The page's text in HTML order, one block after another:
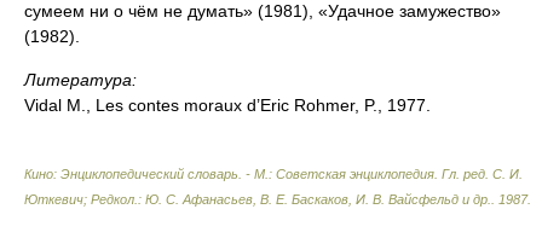
сумеем ни о чём не думать» (1981), «Удачное замужество»
(1982).
Литература:
Vidal M., Les contes moraux d’Eric Rohmer, P., 1977.
Кино: Энциклопедический словарь. - М.: Советская энциклопедия Гл. ред. С. И.
Юткевич; Редкол.: Ю. С. Афанасьев, В. Е. Баскаков, И. В. Вайсфельд и др.
1987.